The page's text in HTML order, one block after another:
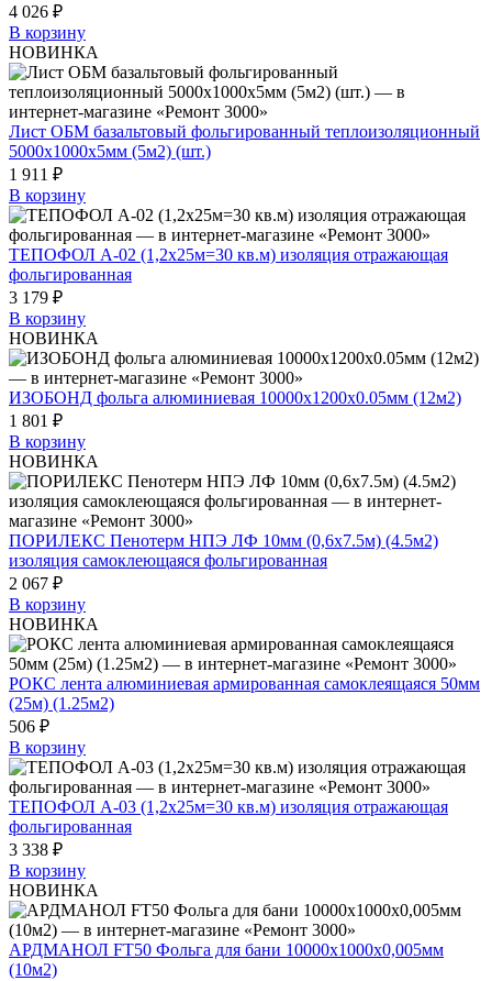
4 026 ₽
В корзину
НОВИНКА
Лист ОБМ базальтовый фольгированный теплоизоляционный
5000х1000х5мм (5м2) (шт.)
1 911 ₽
В корзину
ТЕПОФОЛ А-02 (1,2х25м=30 кв.м) изоляция отражающая
фольгированная
3 179 ₽
В корзину
НОВИНКА
ИЗОБОНД фольга алюминиевая 10000х1200х0.05мм (12м2)
1 801 ₽
В корзину
НОВИНКА
ПОРИЛЕКС Пенотерм НПЭ ЛФ 10мм (0,6х7.5м) (4.5м2)
изоляция самоклеющаяся фольгированная
2 067 ₽
В корзину
НОВИНКА
РОКС лента алюминиевая армированная самоклеящаяся 50мм
(25м) (1.25м2)
506 ₽
В корзину
ТЕПОФОЛ А-03 (1,2х25м=30 кв.м) изоляция отражающая
фольгированная
3 338 ₽
В корзину
НОВИНКА
АРДМАНОЛ FT50 Фольга для бани 10000х1000х0,005мм
(10м2)